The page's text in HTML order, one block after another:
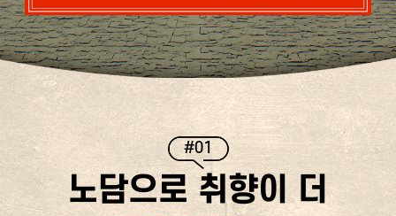
#01
노담으로 취향이 더